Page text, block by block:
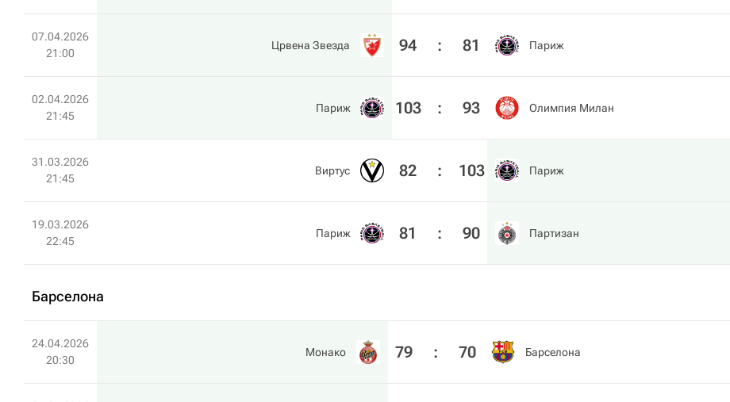
07.04.2026
21:00
Црвена Звезда 94 : 81 Париж
02.04.2026
21:45
Париж 103 : 93 Олимпия Милан
31.03.2026
21:45
Виртус 82 : 103 Париж
19.03.2026
22:45
Париж 81 : 90 Партизан
Барселона
24.04.2026
20:30
Монако 79 : 70 Барселона